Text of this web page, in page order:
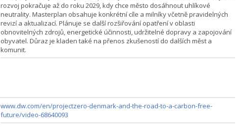
rozvoj pokračuje až do roku 2029, kdy chce město dosáhnout uhlíkové
neutrality. Masterplan obsahuje konkrétní cíle a milníky včetně pravidelných
revizí a aktualizací. Plánuje se další rozšiřování opatření v oblasti
obnovitelných zdrojů, energetické účinnosti, udržitelné dopravy a zapojování
obyvatel. Důraz je kladen také na přenos zkušeností do dalších měst a
komunit.
www.dw.com/en/projectzero-denmark-and-the-road-to-a-carbon-free-
future/video-68640093